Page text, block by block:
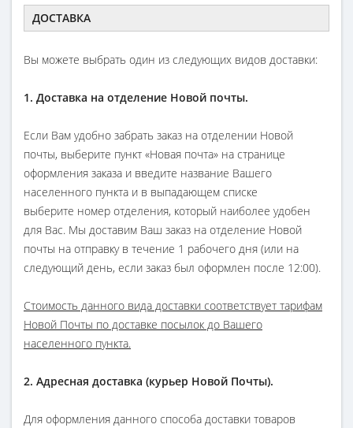
ДОСТАВКА
Вы можете выбрать один из следующих видов доставки:
1. Доставка на отделение Новой почты.
Если Вам удобно забрать заказ на отделении Новой
почты, выберите пункт «Новая почта» на странице
оформления заказа и введите название Вашего
населенного пункта и в выпадающем списке
выберите номер отделения, который наиболее удобен
для Вас. Мы доставим Ваш заказ на отделение Новой
почты на отправку в течение 1 рабочего дня (или на
следующий день, если заказ был оформлен после 12:00).
Стоимость данного вида доставки соответствует тарифам
Новой Почты по доставке посылок до Вашего
населенного пункта.
2. Адресная доставка (курьер Новой Почты).
Для оформления данного способа доставки товаров